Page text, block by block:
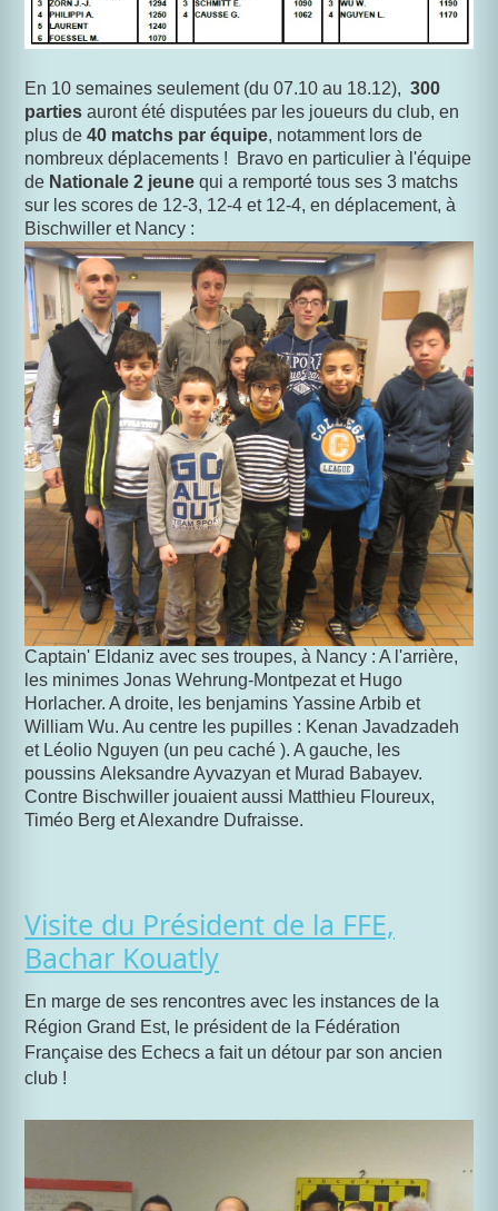
En 10 semaines seulement (du 07.10 au 18.12), 300
parties auront été disputées par les joueurs du club, en
plus de 40 matchs par équipe, notamment lors de
nombreux déplacements !
Bravo en particulier à l'équipe
de Nationale 2 jeune qui a remporté tous ses 3 matchs
sur les scores de 12-3, 12-4 et 12-4, en déplacement, à
Bischwiller et Nancy :
Captain' Eldaniz avec ses troupes, à Nancy : A l'arrière,
les minimes Jonas Wehrung-Montpezat et Hugo
Horlacher. A droite, les benjamins Yassine Arbib et
William Wu. Au centre les pupilles : Kenan Javadzadeh
et Léolio Nguyen (un peu caché ). A gauche, les
poussins Aleksandre Ayvazyan et Murad Babayev.
Contre Bischwiller jouaient aussi Matthieu Floureux,
Timéo Berg et Alexandre Dufraisse.
Visite du Président de la FFE,
Bachar Kouatly
En marge de ses rencontres avec les instances de la
Région Grand Est, le président de la Fédération
Française des Echecs a fait un détour par son ancien
club !